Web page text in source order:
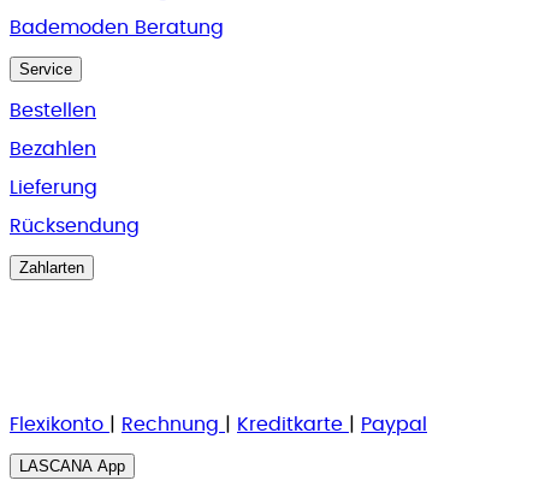
Bademoden Beratung
Service
Bestellen
Bezahlen
Lieferung
Rücksendung
Zahlarten
Flexikonto Rechnung Kreditkarte Paypal
LASCANA App